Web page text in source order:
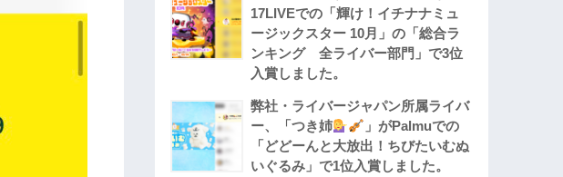
17LIVEでの「輝け！イチナナミュ
ージックスター 10月」の「総合ラ
ンキング 全ライバー部門」で3位
入賞しました。
弊社・ライバージャパン所属ライバ
ー、「つき姉
」がPalmuでの
「どどーんと大放出！ちびたいむぬ
いぐるみ」で1位入賞しました。